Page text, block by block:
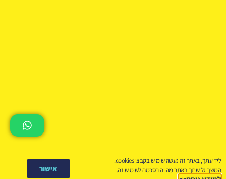
© 2025 Jspeed Ltd. All rights reserved
לידיעתך, באתר זה נעשה שימוש בקבצי cookies.
המשך גלישתך באתר מהווה הסכמה לשימוש זה.
אישור